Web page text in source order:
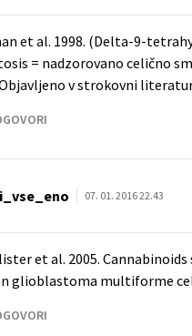
et al. 1998. (Delta-9-
= nadzorovano celično
v strokovni
07. 01. 2016 22.43
et al. 2005.
glioblastoma multiforme